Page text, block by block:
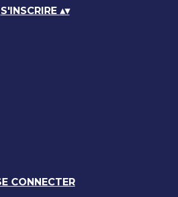
S'INSCRIRE ▴▾
CONNECTER